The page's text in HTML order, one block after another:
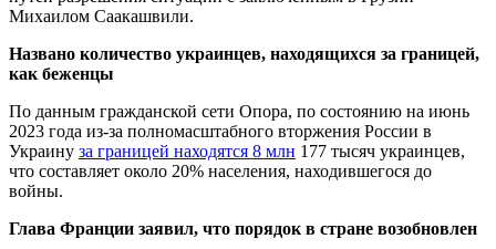
Михаилом Саакашвили.
Названо количество украинцев, находящихся за границей,
как беженцы
По данным гражданской сети Опора, по состоянию на июнь
2023 года из-за полномасштабного вторжения России в
Украину за границей находятся 8 млн 177 тысяч украинцев,
что составляет около 20% населения, находившегося до
войны.
Глава Франции заявил, что порядок в стране возобновлен